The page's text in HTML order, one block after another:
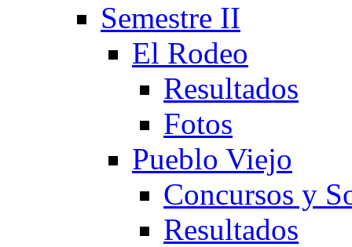
Semestre II
El Rodeo
Resultados
Fotos
Pueblo Viejo
Concursos y
Resultados